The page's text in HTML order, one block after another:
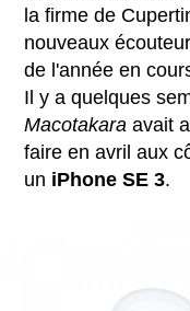
la firme de
nouveaux
de l'année en
Il y a quelques
Macotakara avait
faire en avril aux
un iPhone SE 3.